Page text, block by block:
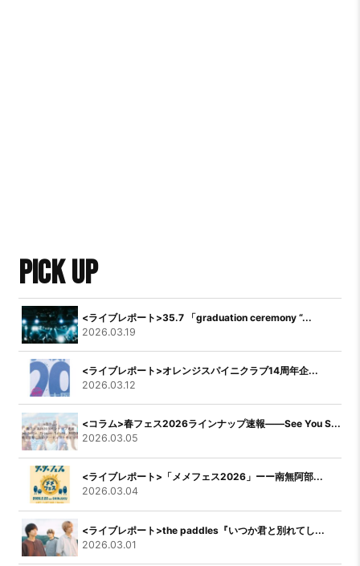
PICK UP
<ライブレポート>35.7 「graduation ceremony “...
2026.03.19
<ライブレポート>オレンジスパイニクラブ14周年企...
2026.03.12
<コラム>春フェス2026ラインナップ速報――See You S...
2026.03.05
<ライブレポート>「メメフェス2026」ーー南無阿部...
2026.03.04
<ライブレポート>the paddles『いつか君と別れてし...
2026.03.01